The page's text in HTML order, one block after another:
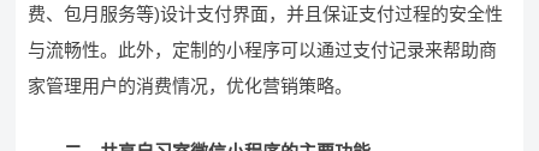
费、包月服务等)设计支付界面，并且保证支付过程的安全性
与流畅性。此外，定制的小程序可以通过支付记录来帮助商
家管理用户的消费情况，优化营销策略。